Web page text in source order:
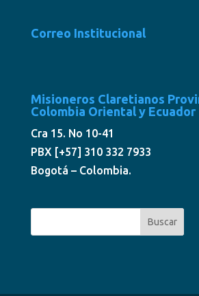
Correo Institucional
Misioneros Claretianos
Colombia Oriental y Ecuador
Cra 15. No 10-41
PBX [+57] 310 332 7933
Bogotá – Colombia.